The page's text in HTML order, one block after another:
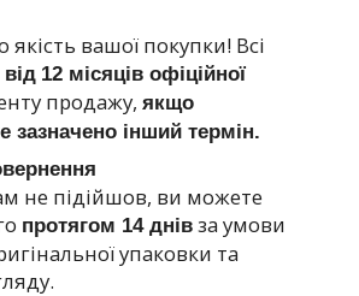
вашої покупки! Всі
від 12 місяців офіційної
продажу, якщо
зазначено інший термін.
не підійшов, ви можете
протягом 14 днів за умови
упаковки та